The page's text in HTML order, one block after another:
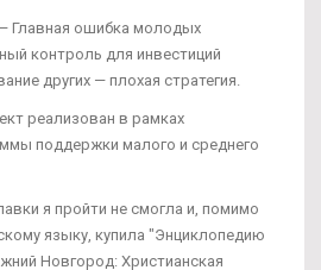
Главная ошибка молодых
контроль для инвестиций
других — плохая стратегия.
реализован в рамках
поддержки малого и среднего
я пройти не смогла и, помимо
языку, купила "Энциклопедию
Новгород: Христианская